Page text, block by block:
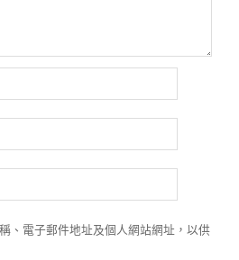
、電子郵件地址及個人網站網址，以供